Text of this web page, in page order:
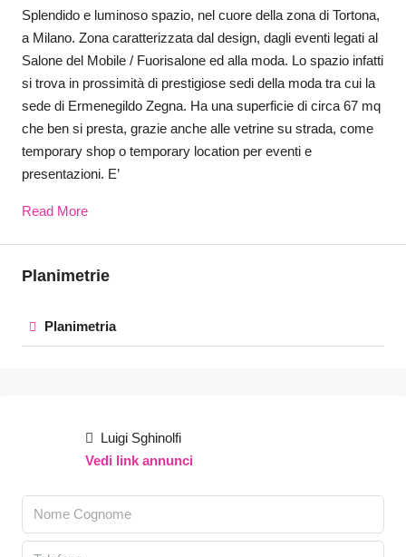
Splendido e luminoso spazio, nel cuore della zona di Tortona,
a Milano. Zona caratterizzata dal design, dagli eventi legati al
Salone del Mobile / Fuorisalone ed alla moda. Lo spazio infatti
si trova in prossimità di prestigiose sedi della moda tra cui la
sede di Ermenegildo Zegna. Ha una superficie di circa 67 mq
che ben si presta, grazie anche alle vetrine su strada, come
temporary shop o temporary location per eventi e
presentazioni. E’
Read More
Planimetrie
Planimetria
Luigi Sghinolfi
Vedi link annunci